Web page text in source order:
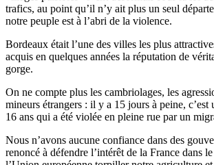
trafics, au point qu’il n’y ait plus un seul
notre peuple est à l’abri de la violence.
Bordeaux était l’une des villes les plus
acquis en quelques années la réputation de
gorge.
On ne compte plus les cambriolages, les
mineurs étrangers : il y a 15 jours à peine, c’est
16 ans qui a été violée en pleine rue par un
Nous n’avons aucune confiance dans des
renoncé à défendre l’intérêt de la France dans